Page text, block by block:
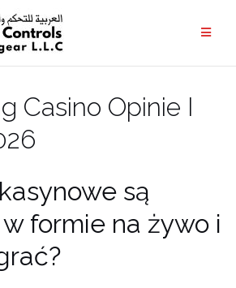
Casino Opinie I
są
formie na żywo i